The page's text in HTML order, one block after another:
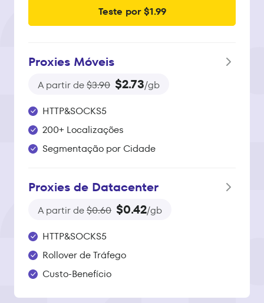
Teste por $1.99
Proxies Móveis
A partir de$3.90 $2.73/gb
HTTP&SOCKS5
200+ Localizações
Segmentação por Cidade
Proxies de Datacenter
A partir de$0.60 $0.42/gb
HTTP&SOCKS5
Rollover de Tráfego
Custo-Benefício